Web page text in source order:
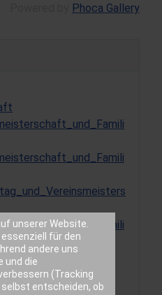
Phoca Gallery
unserer Website.
essenziell für den
andere uns
und die
(Tracking
selbst entscheiden, ob